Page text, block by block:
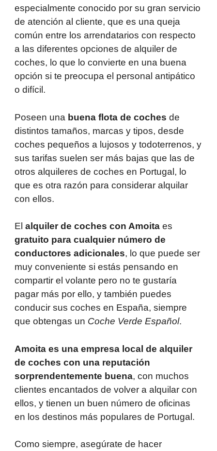
especialmente conocido por su gran servicio
de atención al cliente, que es una queja
común entre los arrendatarios con respecto
a las diferentes opciones de alquiler de
coches, lo que lo convierte en una buena
opción si te preocupa el personal antipático
o difícil.
Poseen una buena flota de coches de
distintos tamaños, marcas y tipos, desde
coches pequeños a lujosos y todoterrenos, y
sus tarifas suelen ser más bajas que las de
otros alquileres de coches en Portugal, lo
que es otra razón para considerar alquilar
con ellos.
El alquiler de coches con Amoita es
gratuito para cualquier número de
conductores adicionales, lo que puede ser
muy conveniente si estás pensando en
compartir el volante pero no te gustaría
pagar más por ello, y también puedes
conducir sus coches en España, siempre
que obtengas un Coche Verde Español.
Amoita es una empresa local de alquiler
de coches con una reputación
sorprendentemente buena, con muchos
clientes encantados de volver a alquilar con
ellos, y tienen un buen número de oficinas
en los destinos más populares de Portugal.
Como siempre, asegúrate de hacer